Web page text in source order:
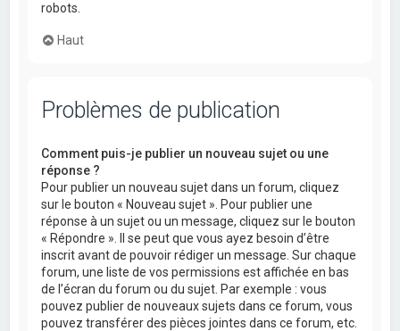
robots.
Haut
Problèmes de publication
Comment puis-je publier un nouveau sujet ou une
réponse ?
Pour publier un nouveau sujet dans un forum, cliquez
sur le bouton « Nouveau sujet ». Pour publier une
réponse à un sujet ou un message, cliquez sur le bouton
« Répondre ». Il se peut que vous ayez besoin d’être
inscrit avant de pouvoir rédiger un message. Sur chaque
forum, une liste de vos permissions est affichée en bas
de l’écran du forum ou du sujet. Par exemple : vous
pouvez publier de nouveaux sujets dans ce forum, vous
pouvez transférer des pièces jointes dans ce forum, etc.